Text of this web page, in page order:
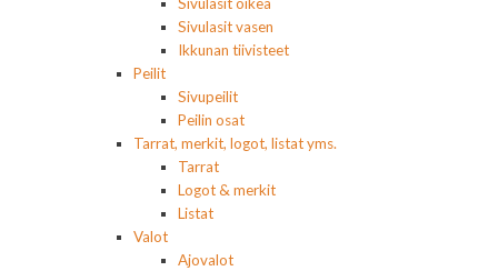
Sivulasit oikea
Sivulasit vasen
Ikkunan tiivisteet
Peilit
Sivupeilit
Peilin osat
Tarrat, merkit, logot, listat yms.
Tarrat
Logot & merkit
Listat
Valot
Ajovalot